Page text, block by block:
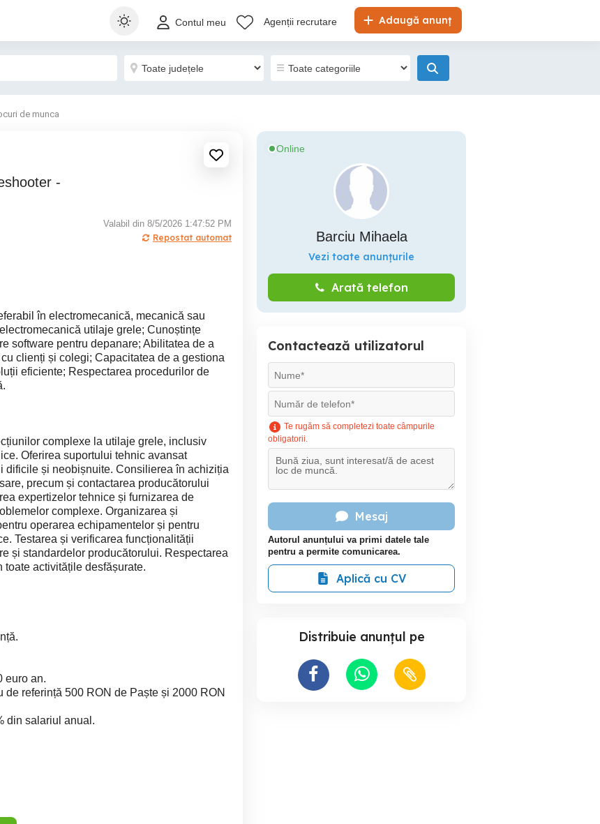
Adaugă anunț
Contul meu Agenții recrutare
de munca
Valabil din 8/5/2026 1:47:52 PM
Repostat automat
în electromecanică, mecanică sau
utilaje grele; Cunoștințe
software pentru depanare; Abilitatea de a
clienți și colegi; Capacitatea de a gestiona
eficiente; Respectarea procedurilor de
complexe la utilaje grele, inclusiv
Oferirea suportului tehnic avansat
dificile și neobișnuite. Consilierea în achiziția
precum și contactarea producătorului
expertizelor tehnice și furnizarea de
complexe. Organizarea și
operarea echipamentelor și pentru
Testarea și verificarea funcționalității
și standardelor producătorului. Respectarea
toate activitățile desfășurate.
euro an.
referință 500 RON de Paște și 2000 RON
din salariul anual.
Online
Barciu Mihaela
Vezi toate anunțurile
Arată telefon
Contactează utilizatorul
Te rugăm să completezi toate câmpurile
obligatorii.
Mesaj
Autorul anunțului va primi datele tale
pentru a permite comunicarea.
Aplică cu CV
Distribuie anunțul pe